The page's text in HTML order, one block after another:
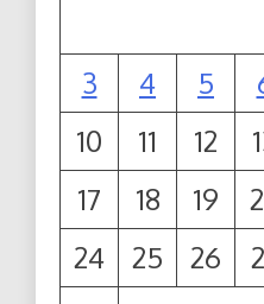
3
4 5
10
11 12
17
18 19
24
25 26